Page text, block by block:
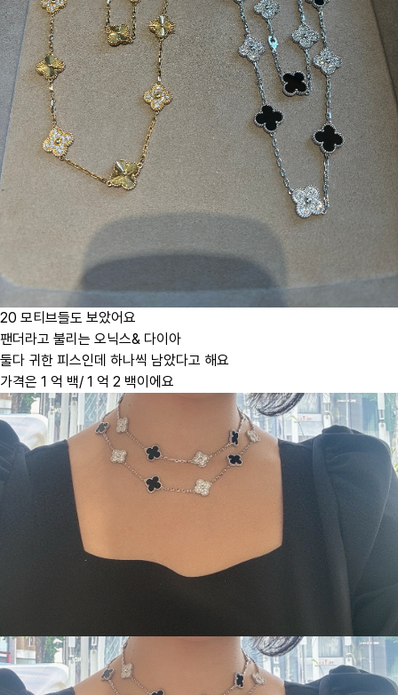
20 모티브들도 보았어요
팬더라고 불리는 오닉스& 다이아
둘다 귀한 피스인데 하나씩 남았다고 해요
가격은 1 억 백/ 1 억 2 백이에요